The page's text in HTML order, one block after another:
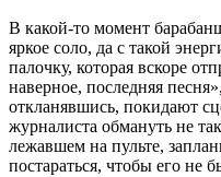
В какой-то момент
яркое соло, да с такой
палочку, которая вскоре
наверное, последняя
откланявшись, покидают
журналиста обмануть не
лежавшем на пульте,
постараться, чтобы его не